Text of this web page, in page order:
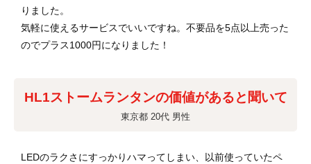
りました。
気軽に使えるサービスでいいですね。不要品を5点以上売った
のでプラス1000円になりました！
HL1ストームランタンの価値があると聞いて
東京都 20代 男性
LEDのラクさにすっかりハマってしまい、以前使っていたペ